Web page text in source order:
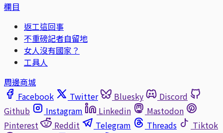
欄目
返工這回事
不重磅記者自留地
女人沒有國家？
工具人
周邊商城
Facebook
Twitter Bluesky
Discord
Github
Instagram Linkedin
Mastodon
Pinterest
Reddit Telegram Threads
Tiktok